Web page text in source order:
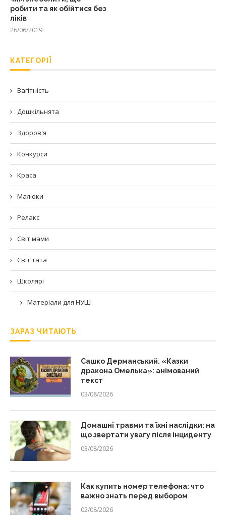
робити та як обійтися без
ліків
26/06/2019
КАТЕГОРІЇ
Вагітність
Дошкільнята
Здоров'я
Конкурси
Краса
Малюки
Релакс
Світ мами
Світ тата
Школярі
Матеріали для НУШ
ЗАРАЗ ЧИТАЮТЬ
Сашко Дерманський. «Казки
дракона Омелька»: анімований
текст
03/08/2026
Домашні травми та їхні наслідки: на
що звертати увагу після інциденту
03/08/2026
Как купить номер телефона: что
важно знать перед выбором
02/08/2026